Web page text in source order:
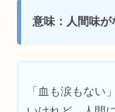
意味：人間味が
「血も涙もない